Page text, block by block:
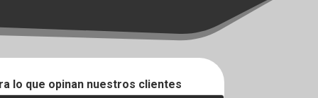
lo que opinan nuestros clientes